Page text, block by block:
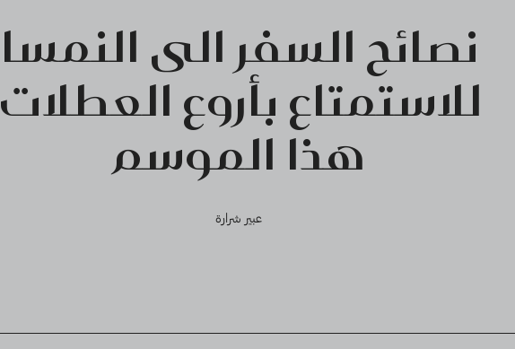
نصائح السفر الى النمسا
للاستمتاع بأروع العطلات
هذا الموسم
عبير شرارة